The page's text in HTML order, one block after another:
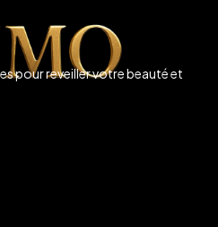
pour reveiller votre beauté et